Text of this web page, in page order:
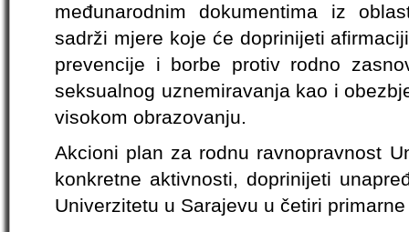
međunarodnim dokumentima iz
sadrži mjere koje će doprinijeti
prevencije i borbe protiv rodno
seksualnog uznemiravanja kao i
visokom obrazovanju.
Akcioni plan za rodnu ravnopravnost
konkretne aktivnosti, doprinijeti
Univerzitetu u Sarajevu u četiri